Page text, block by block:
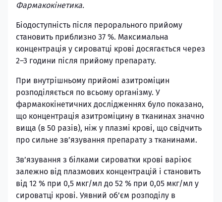
Фармакокінетика.
Біодоступність після перорального прийому
становить приблизно 37 %. Максимальна
концентрація у сироватці крові досягається через
2–3 години після прийому препарату.
При внутрішньому прийомі азитроміцин
розподіляється по всьому організму. У
фармакокінетичних дослідженнях було показано,
що концентрація азитроміцину в тканинах значно
вища (в 50 разів), ніж у плазмі крові, що свідчить
про сильне зв’язування препарату з тканинами.
Зв’язування з білками сироватки крові варіює
залежно від плазмових концентрацій і становить
від 12 % при 0,5 мкг/мл до 52 % при 0,05 мкг/мл у
сироватці крові. Уявний об’єм розподілу в